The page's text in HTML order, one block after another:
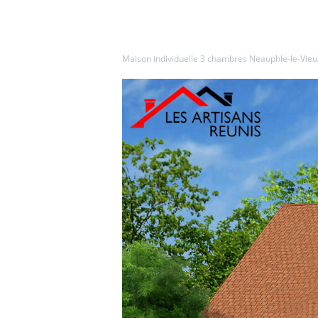
Maison individuelle 3 chambres Neauphle-le-